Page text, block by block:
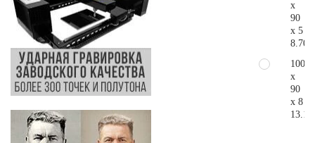
x
90
x 5
100
x
90
x 8